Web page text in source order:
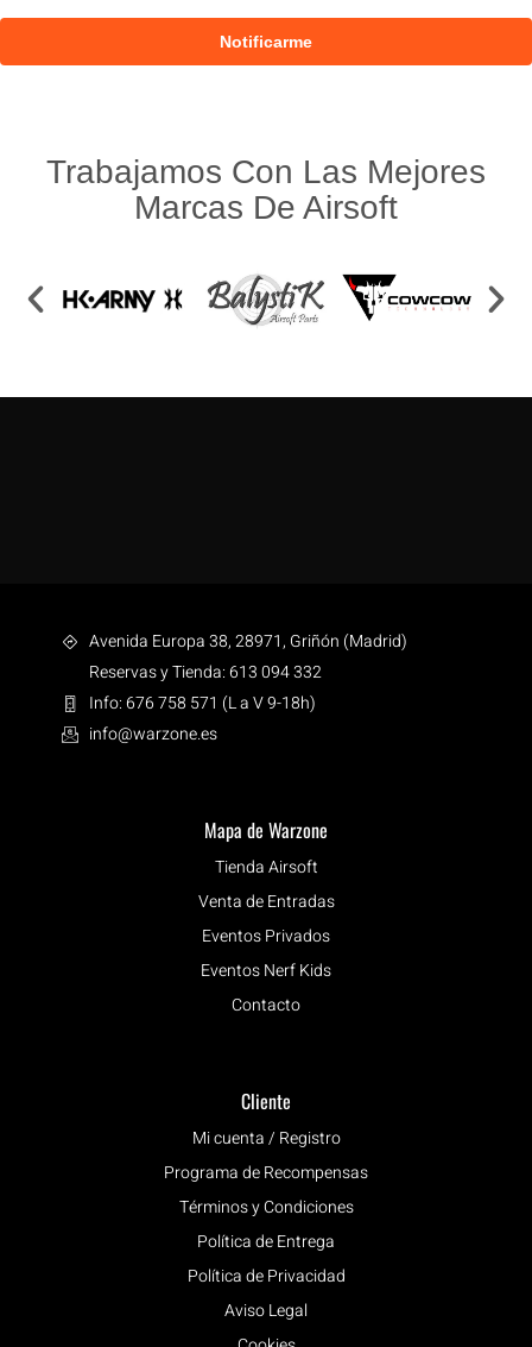
Trabajamos Con Las Mejores
Marcas De Airsoft
Avenida Europa 38, 28971, Griñón (Madrid)
Reservas y Tienda: 613 094 332
Info: 676 758 571 (L a V 9-18h)
info@warzone.es
Mapa de Warzone
Tienda Airsoft
Venta de Entradas
Eventos Privados
Eventos Nerf Kids
Contacto
Cliente
Mi cuenta / Registro
Programa de Recompensas
Términos y Condiciones
Política de Entrega
Política de Privacidad
Aviso Legal